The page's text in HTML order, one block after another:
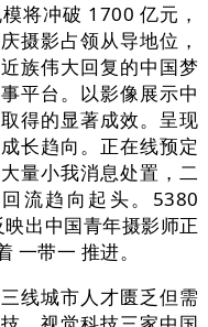
冲破 1700 亿元，
摄影占领从导地位，
族伟大回复的中国梦
平台。以影像展示中
得的显著成效。呈现
长趋向。正在线预定
量小我消息处置，二
流趋向起头。5380
出中国青年摄影师正
一带一 推进。
线城市人才匮乏但需